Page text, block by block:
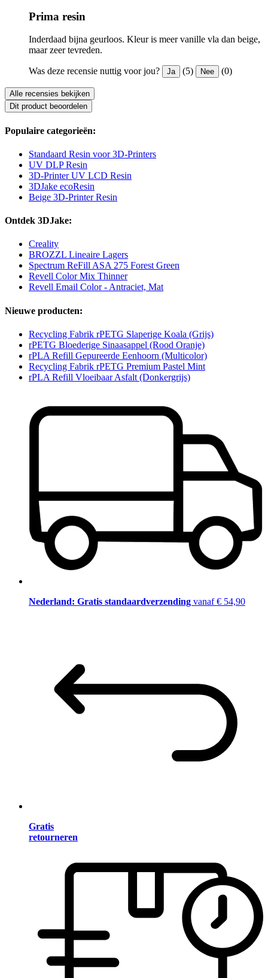
Prima resin
Inderdaad bijna geurloos. Kleur is meer vanille vla dan beige,
maar zeer tevreden.
Was deze recensie nuttig voor jou? Ja (5) Nee (0)
Alle recensies bekijken
Dit product beoordelen
Populaire categorieën:
Standaard Resin voor 3D-Printers
UV DLP Resin
3D-Printer UV LCD Resin
3DJake ecoResin
Beige 3D-Printer Resin
Ontdek 3DJake:
Creality
BROZZL Lineaire Lagers
Spectrum ReFill ASA 275 Forest Green
Revell Color Mix Thinner
Revell Email Color - Antraciet, Mat
Nieuwe producten:
Recycling Fabrik rPETG Slaperige Koala (Grijs)
rPETG Bloederige Sinaasappel (Rood Oranje)
rPLA Refill Gepureerde Eenhoorn (Multicolor)
Recycling Fabrik rPETG Premium Pastel Mint
rPLA Refill Vloeibaar Asfalt (Donkergrijs)
Nederland: Gratis standaardverzending vanaf € 54,90
Gratis
retourneren